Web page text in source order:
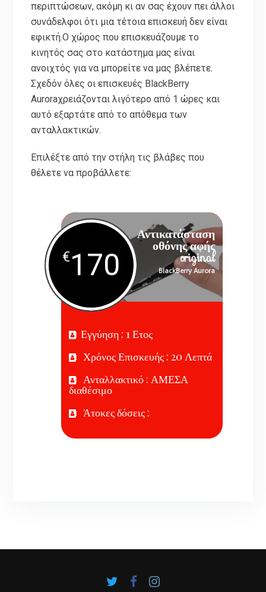
περιπτώσεων, ακόμη κι αν σας έχουν πει άλλοι
συνάδελφοι ότι μια τέτοια επισκευή δεν είναι
εφικτή.Ο χώρος που επισκευάζουμε το
κινητός σας στο κατάστημα μας είναι
ανοιχτός για να μπορείτε να μας βλέπετε.
Σχεδόν όλες οι επισκευές BlackBerry
Auroraχρειάζονται λιγότερο από 1 ώρες και
αυτό εξαρτάτε από το απόθεμα των
ανταλλακτικών.
Επιλέξτε από την στήλη τις βλάβες που
θέλετε να προβάλλετε:
Αντικατάσταση
οθόνης αφής
original
BlackBerry Aurora
€170
Εγγύηση : 1 Ετος
Χρόνος Επισκευής : 20 Λεπτά
Ανταλλακτικό : ΑΜΕΣΑ
διαθέσιμο
Άτοκες δόσεις :